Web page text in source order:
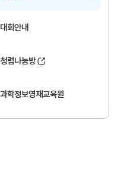
대회안내
청렴나눔방
과학정보영재교육원